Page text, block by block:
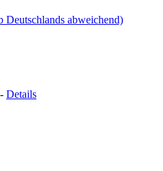
Deutschlands abweichend)
Details